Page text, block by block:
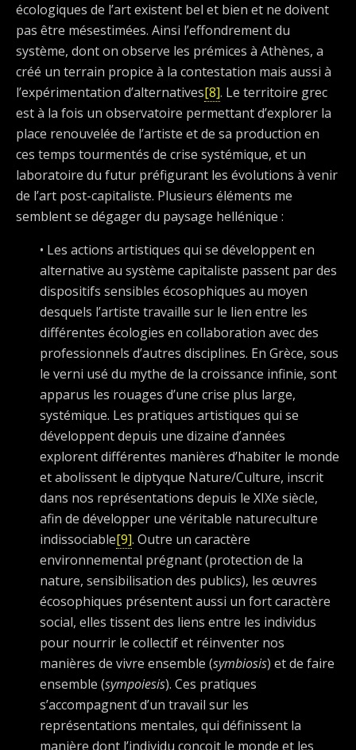
écologiques de l’art existent bel et bien et ne doivent
pas être mésestimées. Ainsi l’effondrement du
système, dont on observe les prémices à Athènes, a
créé un terrain propice à la contestation mais aussi à
l’expérimentation d’alternatives[8]. Le territoire grec
est à la fois un observatoire permettant d’explorer la
place renouvelée de l’artiste et de sa production en
ces temps tourmentés de crise systémique, et un
laboratoire du futur préfigurant les évolutions à venir
de l’art post-capitaliste. Plusieurs éléments me
semblent se dégager du paysage hellénique :
• Les actions artistiques qui se développent en
alternative au système capitaliste passent par des
dispositifs sensibles écosophiques au moyen
desquels l’artiste travaille sur le lien entre les
différentes écologies en collaboration avec des
professionnels d’autres disciplines. En Grèce, sous
le verni usé du mythe de la croissance infinie, sont
apparus les rouages d’une crise plus large,
systémique. Les pratiques artistiques qui se
développent depuis une dizaine d’années
explorent différentes manières d’habiter le monde
et abolissent le diptyque Nature/Culture, inscrit
dans nos représentations depuis le XIXe siècle,
afin de développer une véritable natureculture
indissociable[9]. Outre un caractère
environnemental prégnant (protection de la
nature, sensibilisation des publics), les œuvres
écosophiques présentent aussi un fort caractère
social, elles tissent des liens entre les individus
pour nourrir le collectif et réinventer nos
manières de vivre ensemble (symbiosis) et de faire
ensemble (sympoiesis). Ces pratiques
s’accompagnent d’un travail sur les
représentations mentales, qui définissent la
manière dont l’individu conçoit le monde et les